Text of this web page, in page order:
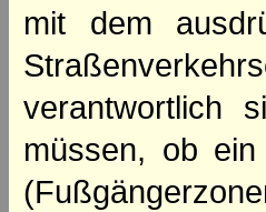
mit dem
verantwortlich
müssen, ob